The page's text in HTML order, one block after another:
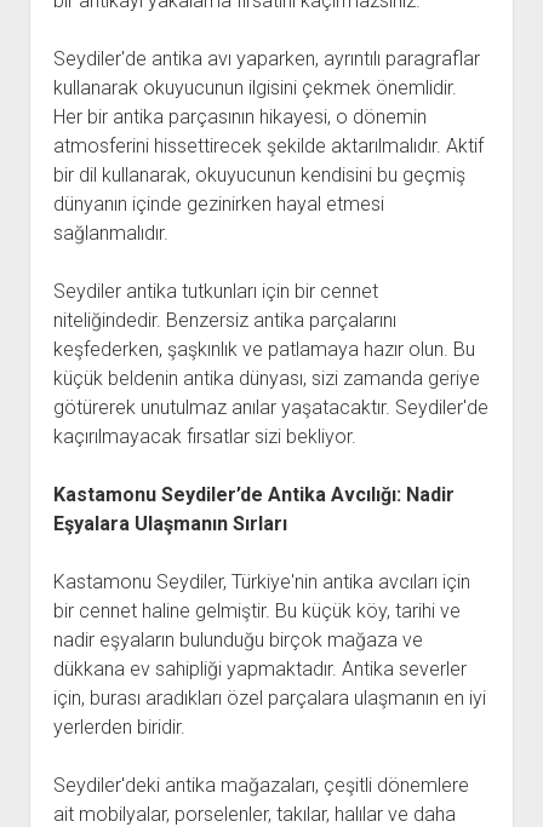
Seydiler'de antika avı yaparken, ayrıntılı paragraflar
kullanarak okuyucunun ilgisini çekmek önemlidir.
Her bir antika parçasının hikayesi, o dönemin
atmosferini hissettirecek şekilde aktarılmalıdır. Aktif
bir dil kullanarak, okuyucunun kendisini bu geçmiş
dünyanın içinde gezinirken hayal etmesi
sağlanmalıdır.
Seydiler antika tutkunları için bir cennet
niteliğindedir. Benzersiz antika parçalarını
keşfederken, şaşkınlık ve patlamaya hazır olun. Bu
küçük beldenin antika dünyası, sizi zamanda geriye
götürerek unutulmaz anılar yaşatacaktır. Seydiler'de
kaçırılmayacak fırsatlar sizi bekliyor.
Kastamonu Seydiler’de Antika Avcılığı: Nadir
Eşyalara Ulaşmanın Sırları
Kastamonu Seydiler, Türkiye'nin antika avcıları için
bir cennet haline gelmiştir. Bu küçük köy, tarihi ve
nadir eşyaların bulunduğu birçok mağaza ve
dükkana ev sahipliği yapmaktadır. Antika severler
için, burası aradıkları özel parçalara ulaşmanın en iyi
yerlerden biridir.
Seydiler'deki antika mağazaları, çeşitli dönemlere
ait mobilyalar, porselenler, takılar, halılar ve daha